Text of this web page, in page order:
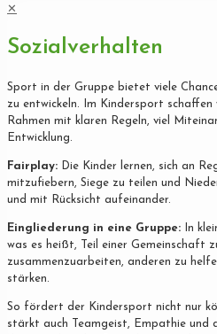
✕
Sozialverhalten
Sport in der Gruppe bietet viele
zu entwickeln. Im Kindersport
Rahmen mit klaren Regeln, viel
Entwicklung.
Fairplay: Die Kinder lernen, sich an
mitzufiebern, Siege zu teilen und
und mit Rücksicht aufeinander.
Eingliederung in eine Gruppe: In
was es heißt, Teil einer Gemeinschaft
zusammenzuarbeiten, anderen zu
stärken.
So fördert der Kindersport nicht nur
stärkt auch Teamgeist, Empathie und